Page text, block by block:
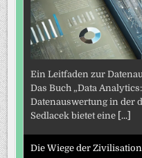
Ein Leitfaden zur
Das Buch „Data
Datenauswertung in der
Sedlacek bietet eine [...]
Die Wiege der Zivilisation